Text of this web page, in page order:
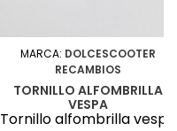
MARCA: DOLCESCOOTER
RECAMBIOS
TORNILLO ALFOMBRILLA
VESPA
Tornillo alfombrilla vespa